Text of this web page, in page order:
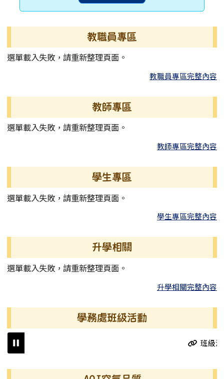
教職員專區
選單載入失敗，請重新整理頁面。
教職員專區完整內容
教師專區
選單載入失敗，請重新整理頁面。
教師專區完整內容
學生專區
選單載入失敗，請重新整理頁面。
學生專區完整內容
升學相關
選單載入失敗，請重新整理頁面。
升學相關完整內容
學務處班級活動
班級活